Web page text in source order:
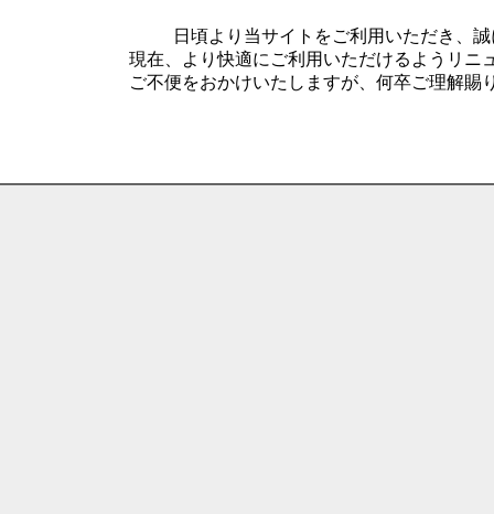
日頃より当サイトをご利用いただき、
現在、より快適にご利用いただけるようリニ
ご不便をおかけいたしますが、何卒ご理解賜